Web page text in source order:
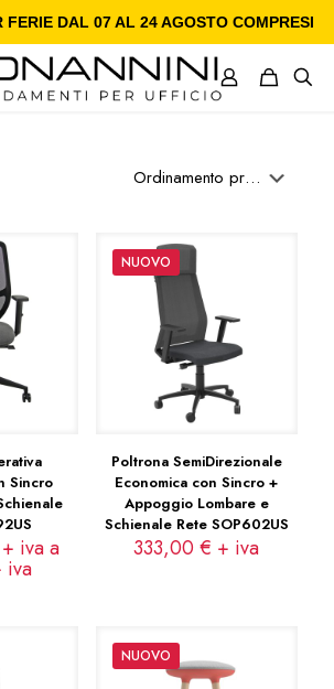
FERIE DAL 07 AL 24 AGOSTO COMPRESI
Sincro
iva a
iva
NUOVO
Poltrona SemiDirezionale
Economica con Sincro +
Appoggio Lombare e
Schienale Rete SOP602US
333,00€ + iva
NUOVO